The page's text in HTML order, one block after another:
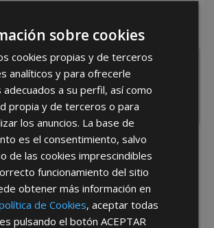
Portugal Otros
Política de Privacidad
sobre cookies
cookies propias y de terceros
analíticos y para ofrecerle
adecuados a su perfil, así como
propia y de terceros o para
los anuncios. La base de
es el consentimiento, salvo
de las cookies imprescindibles
funcionamiento del sitio
obtener más información en
de Cookies, aceptar todas
pulsando el botónACEPTAR